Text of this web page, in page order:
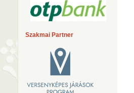
Szakmai Partner